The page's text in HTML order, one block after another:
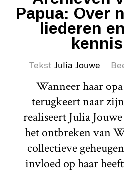
Papua: Over
liederen
Tekst Julia Jouwe
Wanneer haar
terugkeert naar
realiseert Julia
het ontbreken van
collectieve
invloed op haar